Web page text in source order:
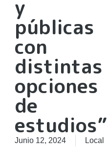
y
públicas
con
distintas
opciones
de
estudios”
Junio 12, 2024
Local